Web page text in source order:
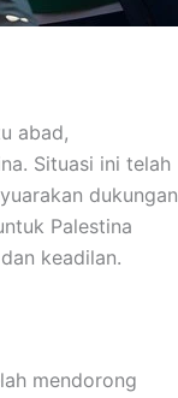
abad,
Situasi ini telah
dukungan
Palestina
keadilan.
mendorong